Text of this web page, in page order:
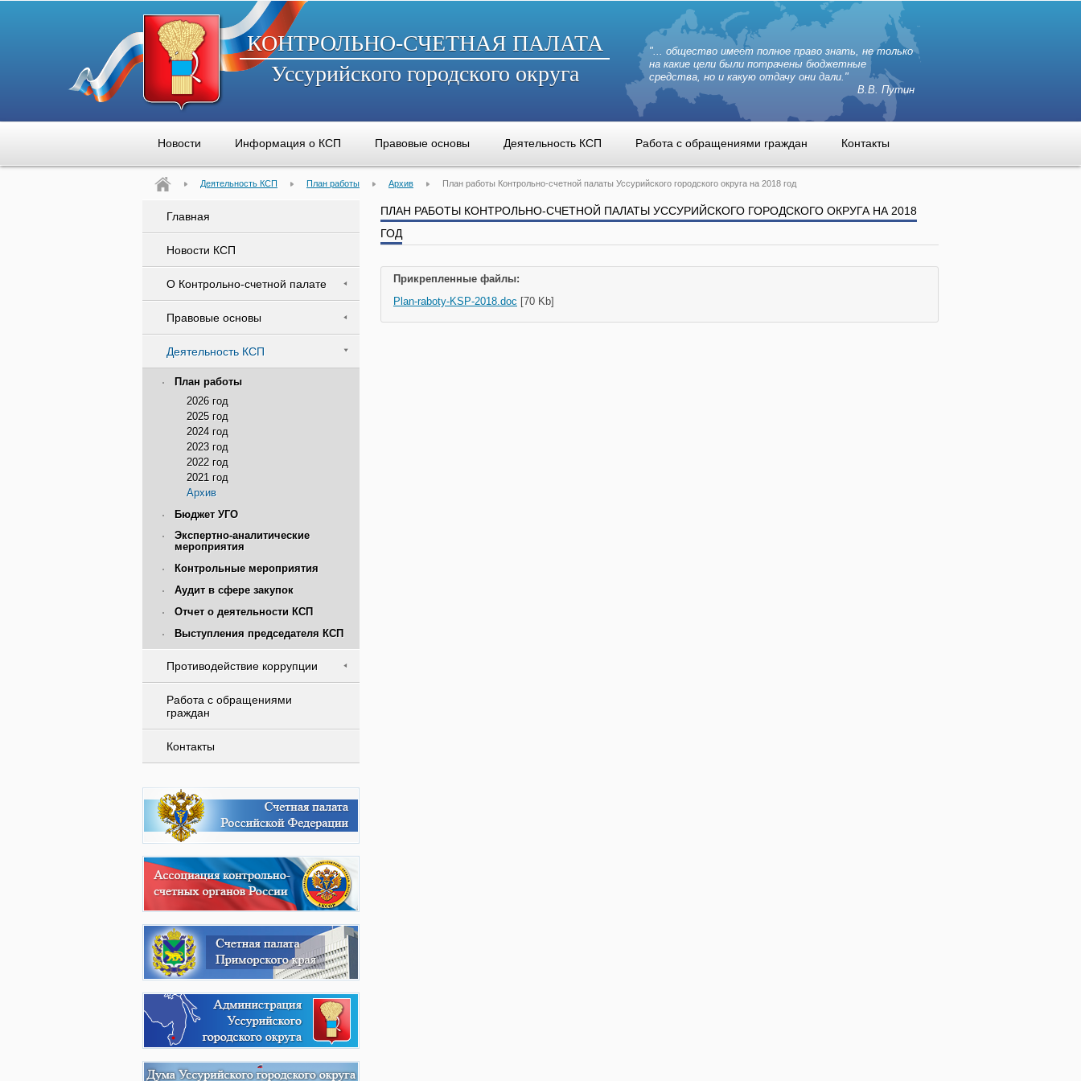
КОНТРОЛЬНО-СЧЕТНАЯ ПАЛАТА
Уссурийского городского округа
"... общество имеет полное право знать, не только
на какие цели были потрачены бюджетные
средства, но и какую отдачу они дали."
В.В. Путин
Новости Информация о КСП Правовые основы Деятельность КСП Работа с обращениями граждан Контакты
Деятельность КСП План работы Архив План работы Контрольно-счетной палаты Уссурийского городского округа на 2018 год
Главная
Новости КСП
О Контрольно-счетной палате
Правовые основы
Деятельность КСП
План работы
2026 год
2025 год
2024 год
2023 год
2022 год
2021 год
Архив
Бюджет УГО
Экспертно-аналитические
мероприятия
Контрольные мероприятия
Аудит в сфере закупок
Отчет о деятельности КСП
Выступления председателя КСП
Противодействие коррупции
Работа с обращениями
граждан
Контакты
ПЛАН РАБОТЫ КОНТРОЛЬНО-СЧЕТНОЙ ПАЛАТЫ УССУРИЙСКОГО ГОРОДСКОГО ОКРУГА НА 2018
ГОД
Прикрепленные файлы:
Plan-raboty-KSP-2018.doc [70 Kb]